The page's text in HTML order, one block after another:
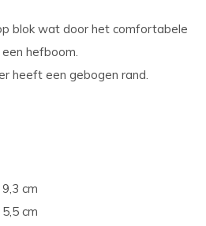
blok wat door het comfortabele
hefboom.
heeft een gebogen rand.
9,3 cm
5,5 cm